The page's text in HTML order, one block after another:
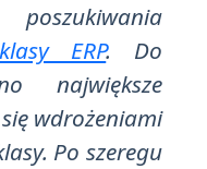
poszukiwania
klasy ERP. Do
największe
wdrożeniami
Po szeregu